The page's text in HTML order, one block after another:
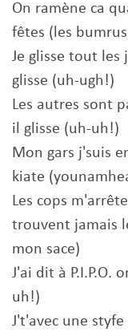
On ramène ca
fêtes (les
Je glisse tout les
glisse (uh-ugh!)
Les autres sont
il glisse (uh-uh!)
Mon gars j'suis
kiate
Les cops
trouvent jamais
mon sace)
J'ai dit à P.I.P.O.
uh!)
J't'avec une